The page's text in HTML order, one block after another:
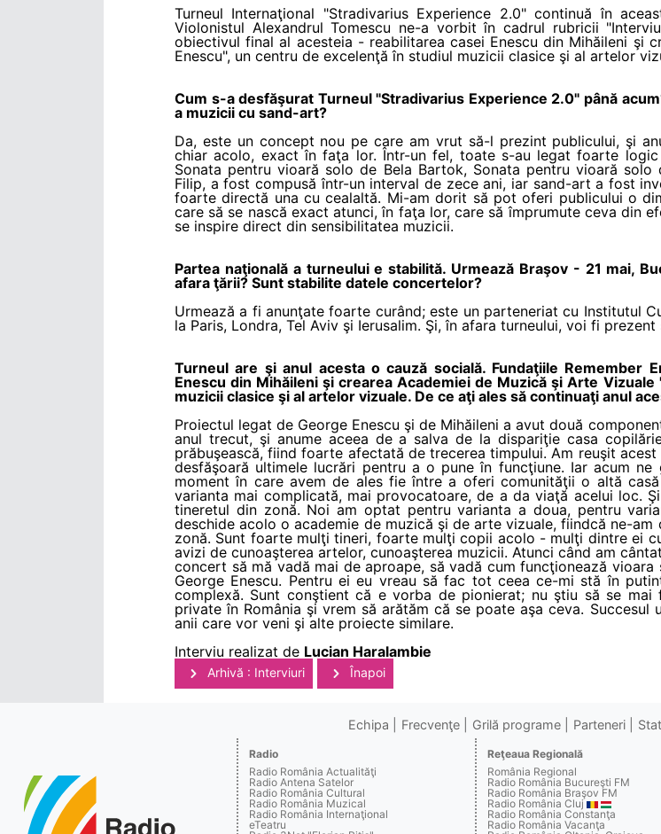
Turneul Internaţional "Stradivarius Experience 2.0" continuă în
Violonistul Alexandrul Tomescu ne-a vorbit în cadrul rubricii
obiectivul final al acesteia - reabilitarea casei Enescu din Mihăileni şi
Enescu", un centru de excelenţă în studiul muzicii clasice şi al artelor
Cum s-a desfăşurat Turneul "Stradivarius Experience 2.0" până
a muzicii cu sand-art?
Da, este un concept nou pe care am vrut să-l prezint publicului, şi
chiar acolo, exact în faţa lor. Într-un fel, toate s-au legat foarte
Sonata pentru vioară solo de Bela Bartok, Sonata pentru vioară
Filip, a fost compusă într-un interval de zece ani, iar sand-art a fost
foarte directă una cu cealaltă. Mi-am dorit să pot oferi publicului o
care să se nască exact atunci, în faţa lor, care să împrumute ceva din
se inspire direct din sensibilitatea muzicii.
Partea naţională a turneului e stabilită. Urmează Braşov - 21 mai,
afara ţării? Sunt stabilite datele concertelor?
Urmează a fi anunţate foarte curând; este un parteneriat cu Institutul
la Paris, Londra, Tel Aviv şi Ierusalim. Şi, în afara turneului, voi fi
Turneul are şi anul acesta o cauză socială. Fundaţiile Remember
Enescu din Mihăileni şi crearea Academiei de Muzică şi Arte
muzicii clasice şi al artelor vizuale. De ce aţi ales să continuaţi anul
Proiectul legat de George Enescu şi de Mihăileni a avut două
anul trecut, şi anume aceea de a salva de la dispariţie casa
prăbuşească, fiind foarte afectată de trecerea timpului. Am reuşit
desfăşoară ultimele lucrări pentru a o pune în funcţiune. Iar acum
moment în care avem de ales fie între a oferi comunităţii o altă
varianta mai complicată, mai provocatoare, de a da viaţă acelui loc.
tineretul din zonă. Noi am optat pentru varianta a doua, pentru
deschide acolo o academie de muzică şi de arte vizuale, fiindcă ne-
zonă. Sunt foarte mulţi tineri, foarte mulţi copii acolo - mulţi dintre ei
avizi de cunoaşterea artelor, cunoaşterea muzicii. Atunci când am
concert să mă vadă mai de aproape, să vadă cum funcţionează
George Enescu. Pentru ei eu vreau să fac tot ceea ce-mi stă în
complexă. Sunt conştient că e vorba de pionierat; nu ştiu să se
private în România şi vrem să arătăm că se poate aşa ceva.
anii care vor veni şi alte proiecte similare.
Interviu realizat de Lucian Haralambie
Arhivă : Interviuri Înapoi
Echipa Frecvenţe Grilă programe Parteneri
Radio
Radio România Actualităţi
Radio Antena Satelor
Radio România Cultural
Radio România Muzical
Radio România Internaţional
eTeatru
Reţeaua Regională
România Regional
Radio România Bucureşti FM
Radio România Braşov FM
Radio România Cluj
Radio România Constanţa
Radio România Vacanţa